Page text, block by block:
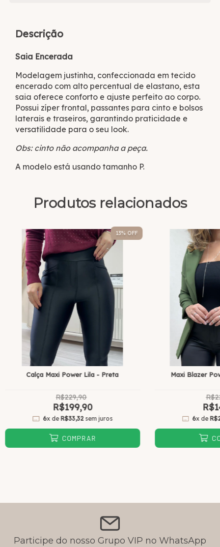
Descrição
Saia Encerada
Modelagem justinha, confeccionada em tecido
encerado com alto percentual de elastano, esta
saia oferece conforto e ajuste perfeito ao corpo.
Possui zíper frontal, passantes para cinto e bolsos
laterais e traseiros, garantindo praticidade e
versatilidade para o seu look.
Obs: cinto não acompanha a peça.
A modelo está usando tamanho P.
Produtos relacionados
13% OFF
Calça Maxi Power Lila - Preta
R$229,90
R$199,90
6x de R$33,32sem juros
COMPRAR
Maxi Blazer
6x de
Participe do nosso Grupo VIP no WhatsApp